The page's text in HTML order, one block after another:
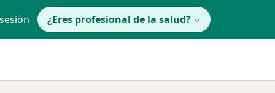
¿Eres profesional de la salud?